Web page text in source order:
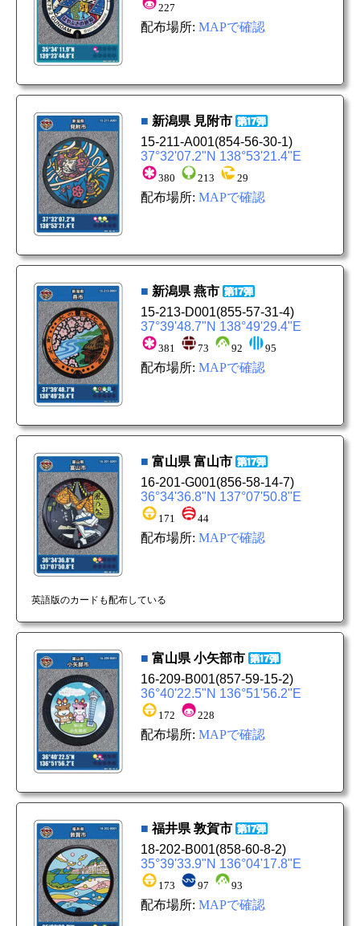
227
配布場所: MAPで確認
■ 新潟県 見附市
15-211-A001(854-56-30-1)
37°32'07.2"N 138°53'21.4"E
380 213 29
配布場所: MAPで確認
■ 新潟県 燕市
15-213-D001(855-57-31-4)
37°39'48.7"N 138°49'29.4"E
381 73 92 95
配布場所: MAPで確認
■ 富山県 富山市
16-201-G001(856-58-14-7)
36°34'36.8"N 137°07'50.8"E
171 44
配布場所: MAPで確認
英語版のカードも配布している
■ 富山県 小矢部市
16-209-B001(857-59-15-2)
36°40'22.5"N 136°51'56.2"E
172 228
配布場所: MAPで確認
■ 福井県 敦賀市
18-202-B001(858-60-8-2)
35°39'33.9"N 136°04'17.8"E
173 97 93
配布場所: MAPで確認